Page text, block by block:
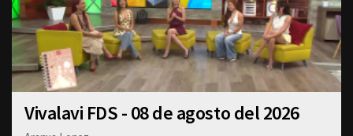
Vivalavi FDS - 08 de agosto del 2026